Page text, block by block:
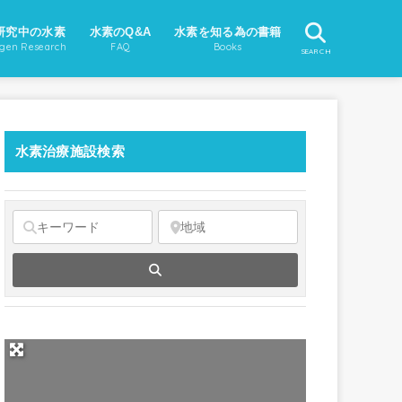
究中の水素
Research
水素のQ&A
FAQ
水素を知る為の書籍
Books SEARCH
水素治療施設検索